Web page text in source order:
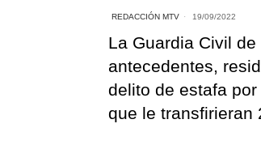
REDACCIÓN MTV 19/09/2022
La Guardia Civil
antecedentes,
delito de estafa
que le transfirieran